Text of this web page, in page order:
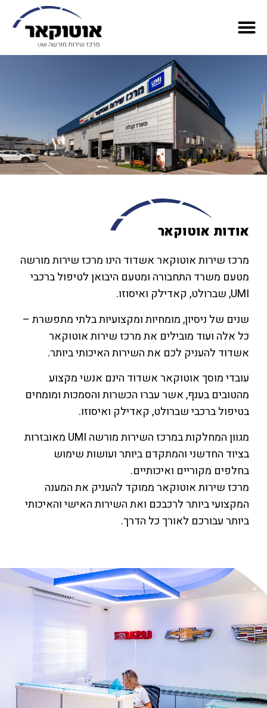
אודות אוטוקאר
מרכז שירות אוטוקאר אשדוד הינו מרכז שירות מורשה
מטעם משרד התחבורה ומטעם היבואן לטיפול ברכבי
UMI, שברולט, קאדילק ואיסוזו.
שנים של ניסיון, מומחיות ומקצועיות בלתי מתפשרת –
כל אלה ועוד מובילים את מרכז שירות אוטוקאר
אשדוד להעניק לכם את השירות האיכותי ביותר.
עובדי מוסך אוטוקאר אשדוד הינם אנשי מקצוע
מהטובים בענף, אשר עברו הכשרות והסמכות ומומחים
בטיפול ברכבי שברולט, קאדילק ואיסוזו.
מגוון המחלקות במרכז השירות מורשה UMI מאובזרות
בציוד החדשני והמתקדם ביותר ועושות שימוש
בחלפים מקוריים ואיכותיים.
מרכז שירות אוטוקאר ממוקד להעניק את המענה
המקצועי ביותר לרכבכם ואת השירות האישי והאיכותי
ביותר עבורכם לאורך כל הדרך.